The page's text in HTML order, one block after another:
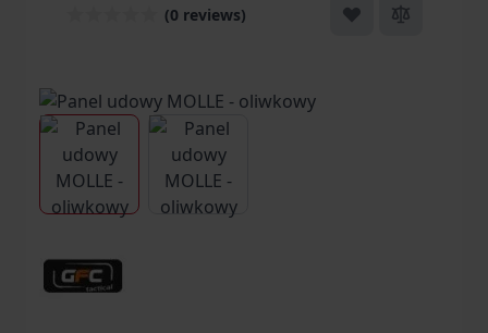
(0 reviews)
View larger imageView larger image